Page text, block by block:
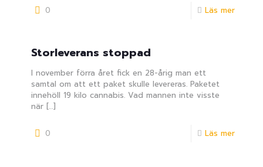
0 Läs mer
Storleverans stoppad
I november förra året fick en 28-årig man ett
samtal om att ett paket skulle levereras. Paketet
innehöll 19 kilo cannabis. Vad mannen inte visste
när […]
0 Läs mer